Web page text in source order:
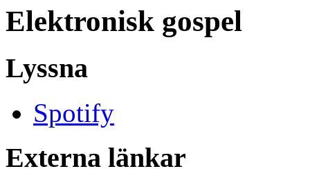
Elektronisk gospel
Lyssna
Spotify
Externa länkar